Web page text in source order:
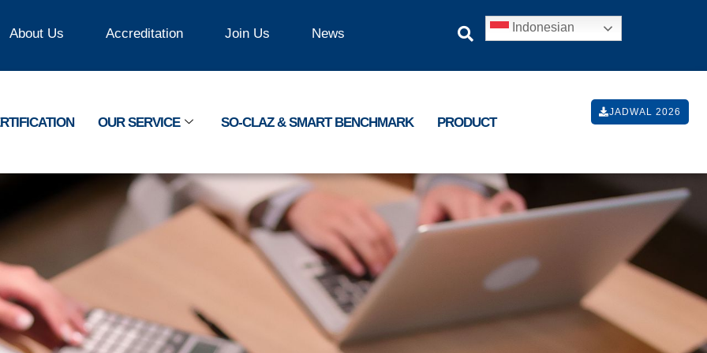
About Us Accreditation Join Us News Indonesian
OUR SERVICE SO-CLAZ & SMART BENCHMARK PRODUCT
JADWAL 2026